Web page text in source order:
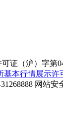
证（沪）字第
基本行情展示许
网站安